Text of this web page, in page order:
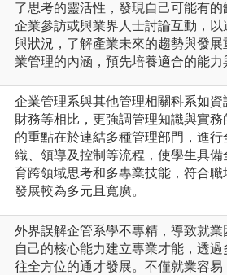
了思考的靈活性，發現自己可能有
企業參訪或與業界人士討論互動，
與狀況，了解產業未來的趨勢與發
業管理的內涵，預先培養適合的能力
企業管理系與其他管理相關科系如
財務等相比，更強調管理知識與實
的重點在於連結多種管理部門，進
織、領導及控制等流程，使學生具
育跨領域思考和多專業技能，符合
發展較為多元且寬廣。
外界誤解企管系學不專精，導致就
自己的核心能力建立專業才能，透
往全方位的通才發展。不僅就業容